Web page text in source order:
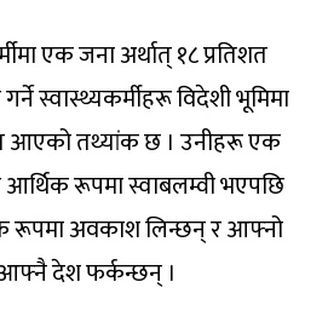
एक जना अर्थात् १८ प्रतिशत
स्वास्थ्यकर्मीहरू विदेशी भूमिमा
आएको तथ्यांक छ । उनीहरू एक
आर्थिक रूपमा स्वाबलम्वी भएपछि
रूपमा अवकाश लिन्छन् र आफ्नो
देश फर्कन्छन् ।